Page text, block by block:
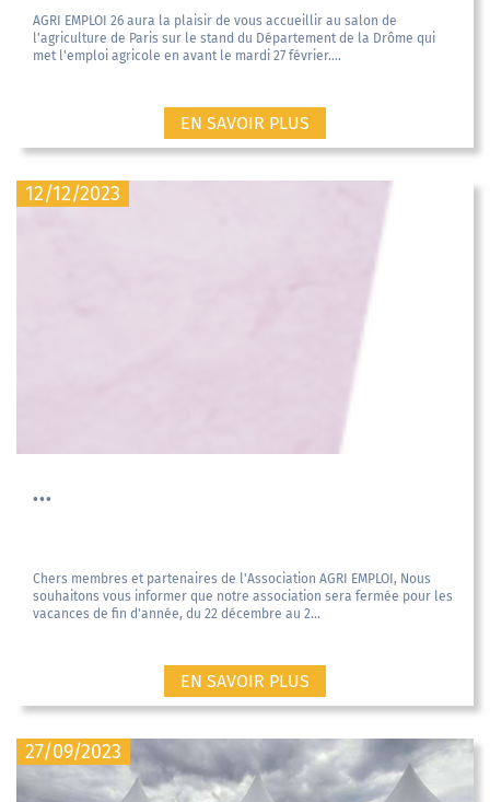
AGRI EMPLOI 26 aura la plaisir de vous accueillir au salon de
l'agriculture de Paris sur le stand du Département de la Drôme qui
met l'emploi agricole en avant le mardi 27 février....
EN SAVOIR PLUS
12/12/2023
...
Chers membres et partenaires de l'Association AGRI EMPLOI, Nous
souhaitons vous informer que notre association sera fermée pour les
vacances de fin d'année, du 22 décembre au 2...
EN SAVOIR PLUS
27/09/2023